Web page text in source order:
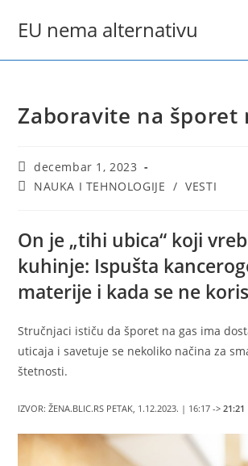
EU nema alternativu
Zaboravite na šporet
Post
published:
decembar 1, 2023
PostNAUKA I TEHNOLOGIJE / VESTI
On je „tihi ubica“ koji
kuhinje: Ispušta
materije i kada se ne
Stručnjaci ističu da šporet na gas ima
uticaja i savetuje se nekoliko načina za
štetnosti.
IZVOR: ŽENA.BLIC.RS PETAK, 1.12.2023. | 16:17 ->21:21